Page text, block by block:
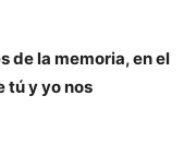
de la memoria, en el
tú y yo nos